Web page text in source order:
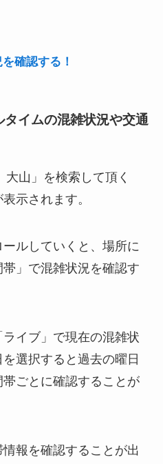
確認する！
イムの混雑状況や交通
山」を検索して頂く
示されます。
ルしていくと、場所に
」で混雑状況を確認す
イブ」で現在の混雑状
選択すると過去の曜日
ごとに確認することが
報を確認することが出